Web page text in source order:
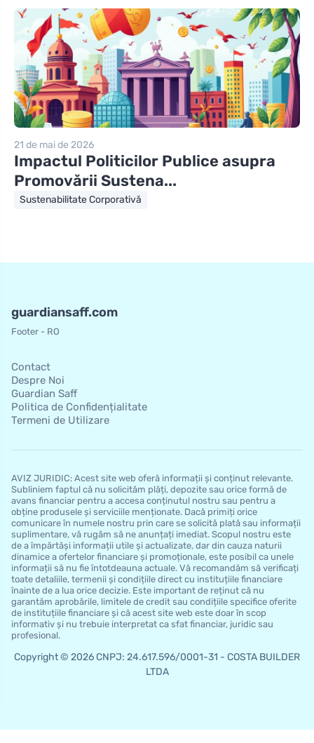
21 de mai de 2026
Impactul Politicilor Publice asupra
Promovării Sustena...
Sustenabilitate Corporativă
guardiansaff.com
Footer - RO
Contact
Despre Noi
Guardian Saff
Politica de Confidențialitate
Termeni de Utilizare
AVIZ JURIDIC: Acest site web oferă informații și conținut relevante.
Subliniem faptul că nu solicităm plăți, depozite sau orice formă de
avans financiar pentru a accesa conținutul nostru sau pentru a
obține produsele și serviciile menționate. Dacă primiți orice
comunicare în numele nostru prin care se solicită plată sau informații
suplimentare, vă rugăm să ne anunțați imediat. Scopul nostru este
de a împărtăși informații utile și actualizate, dar din cauza naturii
dinamice a ofertelor financiare și promoționale, este posibil ca unele
informații să nu fie întotdeauna actuale. Vă recomandăm să verificați
toate detaliile, termenii și condițiile direct cu instituțiile financiare
înainte de a lua orice decizie. Este important de reținut că nu
garantăm aprobările, limitele de credit sau condițiile specifice oferite
de instituțiile financiare și că acest site web este doar în scop
informativ și nu trebuie interpretat ca sfat financiar, juridic sau
profesional.
Copyright © 2026 CNPJ: 24.617.596/0001-31 - COSTA BUILDER
LTDA